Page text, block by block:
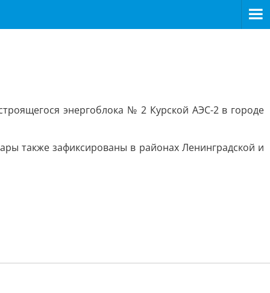
энергоблока № 2 Курской АЭС-2 в городе
также зафиксированы в районах Ленинградской и